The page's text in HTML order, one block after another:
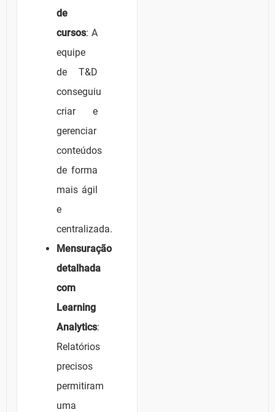
de
cursos: A
equipe
de T&D
conseguiu
criar e
gerenciar
conteúdos
de forma
mais ágil
e
centralizada.
Mensuração
detalhada
com
Learning
Analytics:
Relatórios
precisos
permitiram
uma